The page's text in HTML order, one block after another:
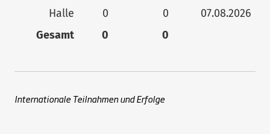
Halle
0 0
07.08.2026
Gesamt
0 0
Internationale Teilnahmen und Erfolge